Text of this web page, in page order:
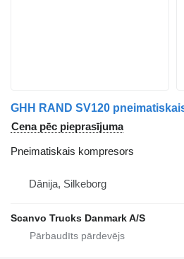
Cena pēc pieprasījuma
Pneimatiskais kompresors
Dānija, Silkeborg
Scanvo Trucks Danmark A/S